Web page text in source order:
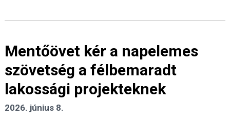
Mentőövet kér a napelemes
szövetség a félbemaradt
lakossági projekteknek
2026. június 8.